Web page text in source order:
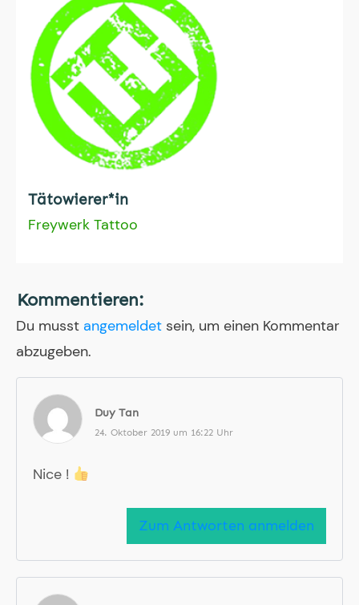
Tätowierer*in
Freywerk Tattoo
Kommentieren:
Du musst angemeldet sein, um einen Kommentar
abzugeben.
Duy Tan
24. Oktober 2019 um 16:22 Uhr
Nice !
Zum Antworten anmelden